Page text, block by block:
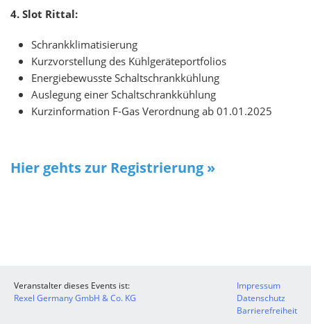
4. Slot Rittal:
Schrankklimatisierung
Kurzvorstellung des Kühlgeräteportfolios
Energiebewusste Schaltschrankkühlung
Auslegung einer Schaltschrankkühlung
Kurzinformation F-Gas Verordnung ab 01.01.2025
Hier gehts zur Registrierung »
Veranstalter dieses Events ist:
Rexel Germany GmbH & Co. KG
Impressum
Datenschutz
Barrierefreiheit